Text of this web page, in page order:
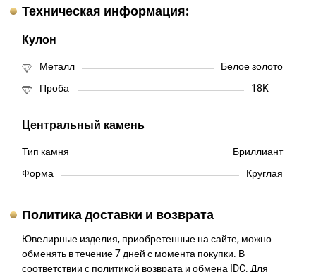
Техническая информация:
Кулон
Металл
Белое золото
Проба
18K
Центральный камень
Тип камня
Бриллиант
Форма
Круглая
Политика доставки и возврата
Ювелирные изделия, приобретенные на сайте, можно
обменять в течение 7 дней с момента покупки. В
соответствии с политикой возврата и обмена IDC. Для